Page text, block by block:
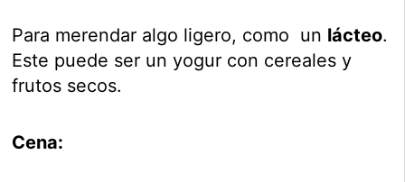
Para merendar algo ligero, como un lácteo.
Este puede ser un yogur con cereales y
frutos secos.
Cena: